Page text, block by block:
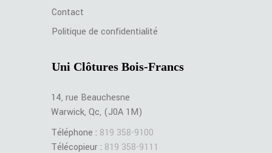
Contact
Politique de confidentialité
Uni Clôtures Bois-Francs
14, rue Beauchesne
Warwick, Qc, (J0A 1M)
Téléphone : 819 358-9100
Télécopieur : 819 358-9111